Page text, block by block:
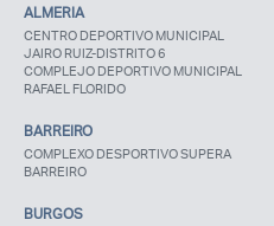
ALMERIA
CENTRO DEPORTIVO MUNICIPAL
JAIRO RUIZ-DISTRITO 6
COMPLEJO DEPORTIVO MUNICIPAL
RAFAEL FLORIDO
BARREIRO
COMPLEXO DESPORTIVO SUPERA
BARREIRO
BURGOS